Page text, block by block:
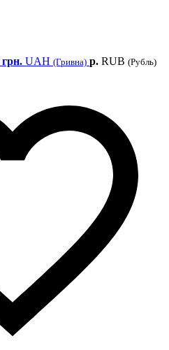
грн. UAH (Гривна) р. RUB (Рубль)